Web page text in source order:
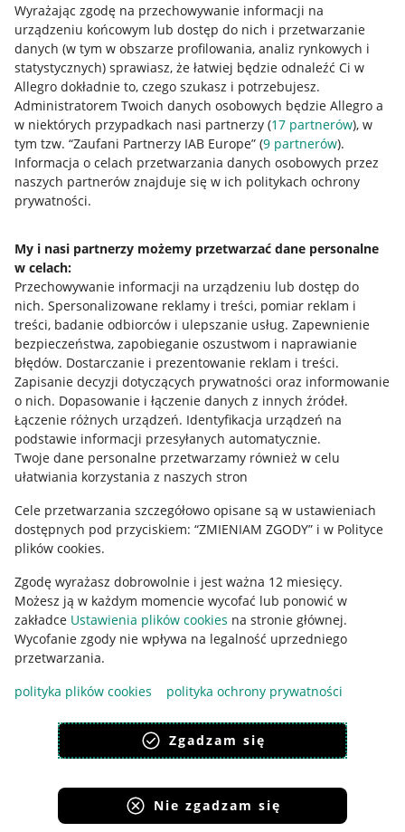
Wyrażając zgodę na przechowywanie informacji na
urządzeniu końcowym lub dostęp do nich i przetwarzanie
danych (w tym w obszarze profilowania, analiz rynkowych i
statystycznych) sprawiasz, że łatwiej będzie odnaleźć Ci w
Allegro dokładnie to, czego szukasz i potrzebujesz.
Administratorem Twoich danych osobowych będzie Allegro a
w niektórych przypadkach nasi partnerzy (17 partnerów), w
tym tzw. “Zaufani Partnerzy IAB Europe” (9 partnerów).
Informacja o celach przetwarzania danych osobowych przez
naszych partnerów znajduje się w ich politykach ochrony
prywatności.
My i nasi partnerzy możemy przetwarzać dane personalne
w celach:
Przechowywanie informacji na urządzeniu lub dostęp do
nich. Spersonalizowane reklamy i treści, pomiar reklam i
treści, badanie odbiorców i ulepszanie usług. Zapewnienie
bezpieczeństwa, zapobieganie oszustwom i naprawianie
błędów. Dostarczanie i prezentowanie reklam i treści.
Zapisanie decyzji dotyczących prywatności oraz informowanie
o nich. Dopasowanie i łączenie danych z innych źródeł.
Łączenie różnych urządzeń. Identyfikacja urządzeń na
podstawie informacji przesyłanych automatycznie.
Twoje dane personalne przetwarzamy również w celu
ułatwiania korzystania z naszych stron
Cele przetwarzania szczegółowo opisane są w ustawieniach
dostępnych pod przyciskiem: “ZMIENIAM ZGODY” i w Polityce
plików cookies.
Zgodę wyrażasz dobrowolnie i jest ważna 12 miesięcy.
Możesz ją w każdym momencie wycofać lub ponowić w
zakładce Ustawienia plików cookies na stronie głównej.
Wycofanie zgody nie wpływa na legalność uprzedniego
przetwarzania.
polityka plików cookies
polityka ochrony prywatności
Zgadzam się
Nie zgadzam się
Przydatne informacje
Jak to działa
Napisz do nas
Allegro Gadane dla sprzedających
Allegro Gadane dla kupujących
Mapa miejscowości
Informacje prawne
Regulamin
Polityka plików "cookies"
Ustawienia plików "cookies"
Udostępnianie lokalizacji
Informacje dla Aktu o Usługach Cyfrowych
Pobierz aplikację
Korzystanie z serwisu oznacza akceptacjęregulaminu.